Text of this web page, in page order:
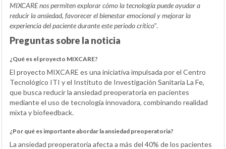
MIXCARE nos permiten explorar cómo la tecnología puede ayudar a
reducir la ansiedad, favorecer el bienestar emocional y mejorar la
experiencia del paciente durante este periodo crítico”.
Preguntas sobre la noticia
¿Qué es el proyecto MIXCARE?
El proyecto MIXCARE es una iniciativa impulsada por el Centro
Tecnológico ITI y el Instituto de Investigación Sanitaria La Fe,
que busca reducir la ansiedad preoperatoria en pacientes
mediante el uso de tecnología innovadora, combinando realidad
mixta y biofeedback.
¿Por qué es importante abordar la ansiedad preoperatoria?
La ansiedad preoperatoria afecta a más del 40% de los pacientes